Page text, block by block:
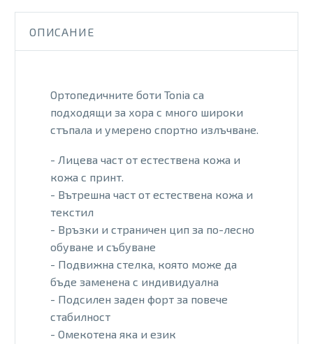
BLK
ОПИСАНИЕ
Ортопедичните боти Tonia са
подходящи за хора с много широки
стъпала и умерено спортно излъчване.
- Лицева част от естествена кожа и
кожа с принт.
- Вътрешна част от естествена кожа и
текстил
- Връзки и страничен цип за по-лесно
обуване и събуване
- Подвижна стелка, която може да
бъде заменена с индивидуална
- Подсилен заден форт за повече
стабилност
- Омекотена яка и език